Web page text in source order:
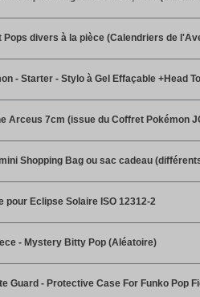
Pops divers à la pièce (Calendriers de
- Starter - Stylo à Gel Effaçable +Head
Arceus 7cm (issue du Coffret Pokémon
Shopping Bag ou sac cadeau
pour Eclipse Solaire ISO 12312-2
- Mystery Bitty Pop (Aléatoire)
Guard - Protective Case For Funko Pop